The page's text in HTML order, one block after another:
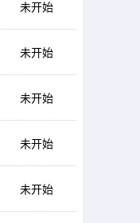
未开始
未开始
未开始
未开始
未开始